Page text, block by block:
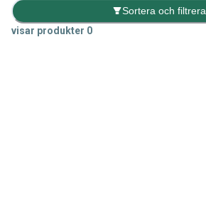
Sortera och filtrera
visar produkter 0